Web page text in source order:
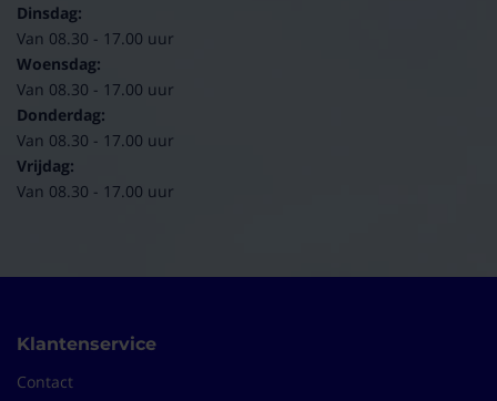
Dinsdag:
Van 08.30 - 17.00 uur
Woensdag:
Van 08.30 - 17.00 uur
Donderdag:
Van 08.30 - 17.00 uur
Vrijdag:
Van 08.30 - 17.00 uur
Klantenservice
Contact